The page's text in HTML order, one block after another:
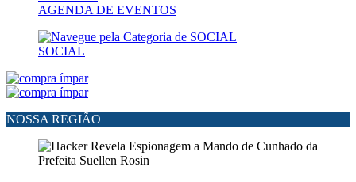
AGENDA DE EVENTOS
SOCIAL
NOSSA REGIÃO